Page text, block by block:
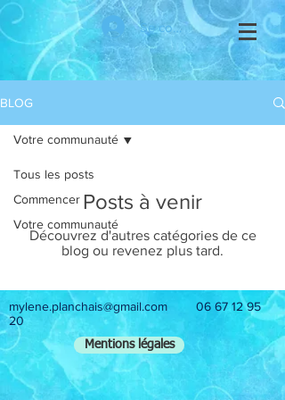
Se connecter
BLOG
Tous les posts
Commencer
Votre communauté
Votre communauté
Posts à venir
Découvrez d'autres catégories de ce
blog ou revenez plus tard.
mylene.planchais@gmail.com
06 67 12 95
20
Mentions légales